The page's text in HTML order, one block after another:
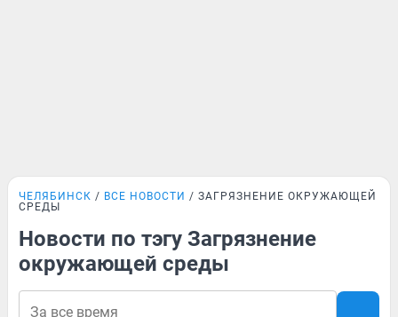
ЧЕЛЯБИНСК ВСЕ НОВОСТИ
ЗАГРЯЗНЕНИЕ ОКРУЖАЮЩЕЙ
СРЕДЫ
Новости по тэгу Загрязнение
окружающей среды